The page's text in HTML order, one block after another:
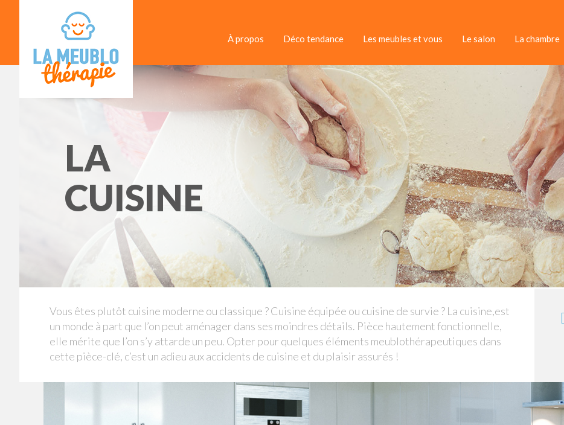
À propos Déco tendance Les meubles et vous Le salon La chambre
LA
CUISINE
Vous êtes plutôt cuisine moderne ou classique ? Cuisine équipée ou cuisine de survie ? La cuisine,est
un monde à part que l’on peut aménager dans ses moindres détails. Pièce hautement fonctionnelle,
elle mérite que l’on s’y attarde un peu. Opter pour quelques éléments meublothérapeutiques dans
cette pièce-clé, c’est un adieu aux accidents de cuisine et du plaisir assurés !